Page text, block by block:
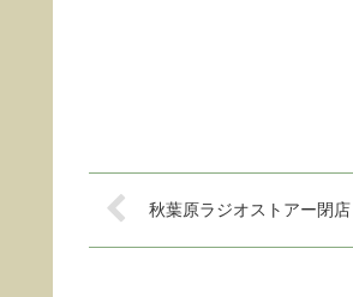
秋葉原ラジオストアー閉店